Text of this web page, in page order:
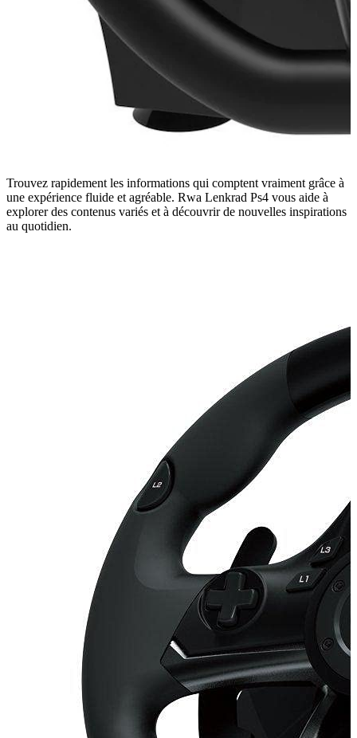
Trouvez rapidement les informations qui comptent vraiment grâce à
une expérience fluide et agréable. Rwa Lenkrad Ps4 vous aide à
explorer des contenus variés et à découvrir de nouvelles inspirations
au quotidien.